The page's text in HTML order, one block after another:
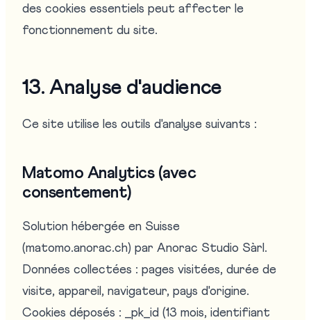
des cookies essentiels peut affecter le
fonctionnement du site.
13. Analyse d'audience
Ce site utilise les outils d'analyse suivants :
Matomo Analytics (avec
consentement)
Solution hébergée en Suisse
(matomo.anorac.ch) par Anorac Studio Sàrl.
Données collectées : pages visitées, durée de
visite, appareil, navigateur, pays d'origine.
Cookies déposés : _pk_id (13 mois, identifiant